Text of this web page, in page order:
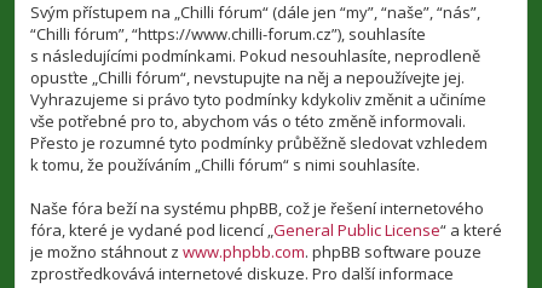
Svým přístupem na „Chilli fórum“ (dále jen “my”, “naše”, “nás”,
“Chilli fórum”, “https://www.chilli-forum.cz”), souhlasíte
s následujícími podmínkami. Pokud nesouhlasíte, neprodleně
opusťte „Chilli fórum“, nevstupujte na něj a nepoužívejte jej.
Vyhrazujeme si právo tyto podmínky kdykoliv změnit a učiníme
vše potřebné pro to, abychom vás o této změně informovali.
Přesto je rozumné tyto podmínky průběžně sledovat vzhledem
k tomu, že používáním „Chilli fórum“ s nimi souhlasíte.
Naše fóra beží na systému phpBB, což je řešení internetového
fóra, které je vydané pod licencí „General Public License“ a které
je možno stáhnout z www.phpbb.com. phpBB software pouze
zprostředkovává internetové diskuze. Pro další informace